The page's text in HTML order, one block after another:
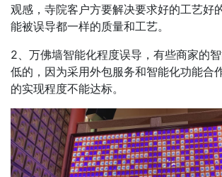
观感，寺院客户方要解决要求好的工艺好
能被误导都一样的质量和工艺。
2、万佛墙智能化程度误导，有些商家的
低的，因为采用外包服务和智能化功能合
的实现程度不能达标。